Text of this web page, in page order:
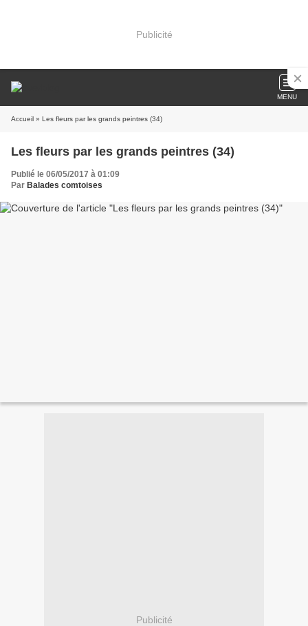
Publicité
MENU
Accueil » Les fleurs par les grands peintres (34)
Les fleurs par les grands peintres (34)
Publié le 06/05/2017 à 01:09
Par Balades comtoises
Publicité